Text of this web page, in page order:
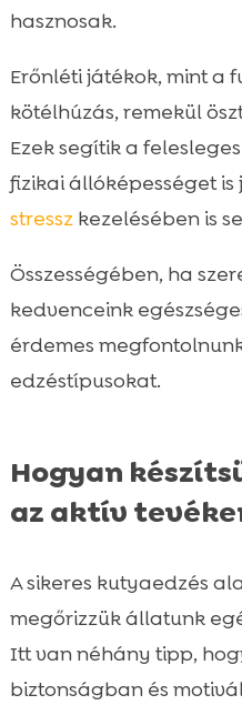
hasznosak.
Erőnléti játékok, mint a
kötélhúzás, remekül
Ezek segítik a
fizikai állóképességet
stresszkezelésében is
Összességében, ha
kedvenceink
érdemes
edzéstípusokat.
Hogyan
az aktív
A sikeres kutyaedzés
megőrizzük állatunk
Itt van néhány tipp,
biztonságban és